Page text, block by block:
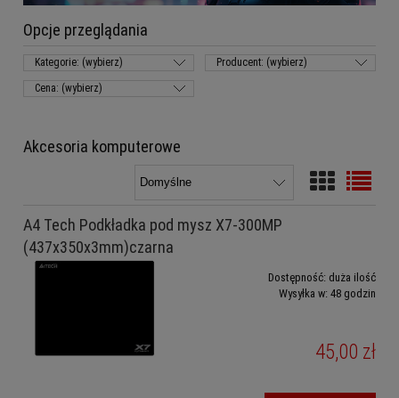
Opcje przeglądania
Kategorie: (wybierz) Producent: (wybierz)
Cena: (wybierz)
Akcesoria komputerowe
A4 Tech Podkładka pod mysz X7-300MP
(437x350x3mm)czarna
Dostępność: duża ilość
Wysyłka w: 48 godzin
45,00 zł